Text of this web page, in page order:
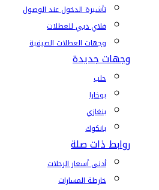
تأشيرة الدخول عند الوصول
فلاي دبي للعطلات
وجهات العطلات الصيفية
وجهات جديدة
حلب
بوخارا
بنغازي
بانكوك
روابط ذات صلة
أدنى أسعار الرحلات
خارطة المسارات